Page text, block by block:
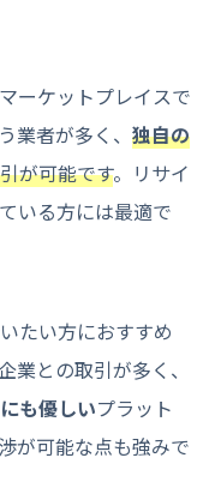
ーケットプレイスで
業者が多く、独自の
が可能です。リサイ
いる方には最適で
たい方におすすめ
業との取引が多く、
も優しいプラット
が可能な点も強みで